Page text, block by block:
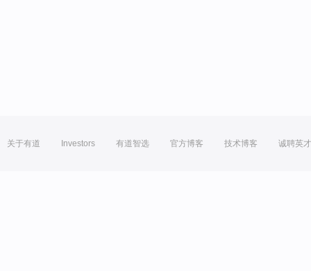
关于有道 Investors 有道智选 官方博客 技术博客 诚聘英才